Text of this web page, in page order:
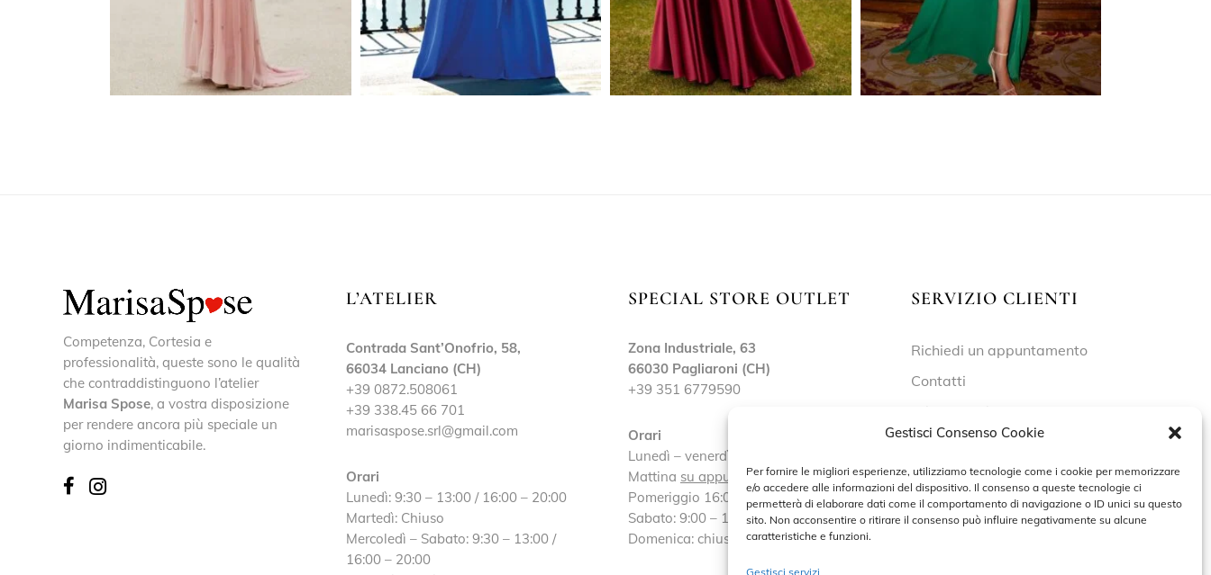
Gestisci Consenso Cookie
Per fornire le migliori esperienze, utilizziamo tecnologie come i cookie per memorizzare
e/o accedere alle informazioni del dispositivo. Il consenso a queste tecnologie ci
permetterà di elaborare dati come il comportamento di navigazione o ID unici su questo
sito. Non acconsentire o ritirare il consenso può influire negativamente su alcune
caratteristiche e funzioni.
Gestisci servizi
Competenza, Cortesia e
professionalità, queste sono le qualità
che contraddistinguono l’atelier
Marisa Spose, a vostra disposizione
per rendere ancora più speciale un
giorno indimenticabile.
L’ATELIER
Contrada Sant’Onofrio, 58,
66034 Lanciano (CH)
+39 0872.508061
+39 338.45 66 701
marisaspose.srl@gmail.com
Orari
Lunedì: 9:30 – 13:00 / 16:00 – 20:00
Martedì: Chiuso
Mercoledì – Sabato: 9:30 – 13:00 /
16:00 – 20:00
SPECIAL STORE OUTLET
Zona Industriale, 63
66030 Pagliaroni (CH)
+39 351 6779590
Orari
Lunedì – venerdì:
Mattina su appuntamento
Pomeriggio 16:00 – 19:30
Sabato: 9:00 – 13:00 / 16:30 – 19:30
Domenica: chiuso
SERVIZIO CLIENTI
Richiedi un appuntamento
Contatti
Cookie Policy